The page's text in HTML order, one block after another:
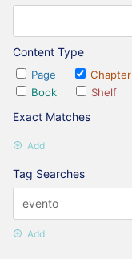
Content Type
Page
Chapter
Book
Shelf
Exact Matches
Add
Tag Searches
Add